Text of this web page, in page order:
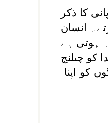
کا ذکر
انسان
ہوتی ہے
کو چیلنج
کو اپنا